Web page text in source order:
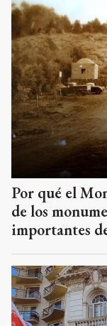
Por qué el
de los
importantes